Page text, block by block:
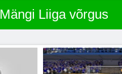
Mängi Liiga võrgus